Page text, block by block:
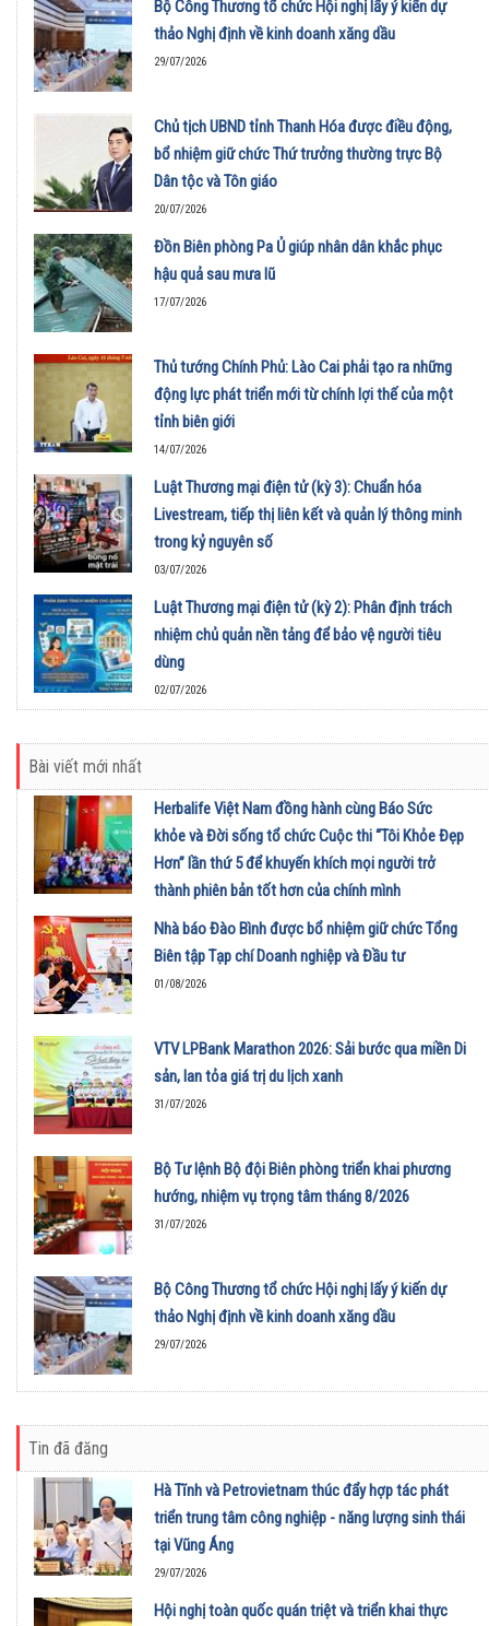
Bộ Công Thương tổ chức Hội nghị lấy ý kiến dự
thảo Nghị định về kinh doanh xăng dầu
29/07/2026
Chủ tịch UBND tỉnh Thanh Hóa được điều động,
bổ nhiệm giữ chức Thứ trưởng thường trực Bộ
Dân tộc và Tôn giáo
20/07/2026
Đồn Biên phòng Pa Ủ giúp nhân dân khắc phục
hậu quả sau mưa lũ
17/07/2026
Thủ tướng Chính Phủ: Lào Cai phải tạo ra những
động lực phát triển mới từ chính lợi thế của một
tỉnh biên giới
14/07/2026
Luật Thương mại điện tử (kỳ 3): Chuẩn hóa
Livestream, tiếp thị liên kết và quản lý thông minh
trong kỷ nguyên số
03/07/2026
Luật Thương mại điện tử (kỳ 2): Phân định trách
nhiệm chủ quản nền tảng để bảo vệ người tiêu
dùng
02/07/2026
Bài viết mới nhất
Herbalife Việt Nam đồng hành cùng Báo Sức
khỏe và Đời sống tổ chức Cuộc thi “Tôi Khỏe Đẹp
Hơn” lần thứ 5 để khuyến khích mọi người trở
thành phiên bản tốt hơn của chính mình
01/08/2026
Nhà báo Đào Bình được bổ nhiệm giữ chức Tổng
Biên tập Tạp chí Doanh nghiệp và Đầu tư
01/08/2026
VTV LPBank Marathon 2026: Sải bước qua miền Di
sản, lan tỏa giá trị du lịch xanh
31/07/2026
Bộ Tư lệnh Bộ đội Biên phòng triển khai phương
hướng, nhiệm vụ trọng tâm tháng 8/2026
31/07/2026
Bộ Công Thương tổ chức Hội nghị lấy ý kiến dự
thảo Nghị định về kinh doanh xăng dầu
29/07/2026
Tin đã đăng
Hà Tĩnh và Petrovietnam thúc đẩy hợp tác phát
triển trung tâm công nghiệp - năng lượng sinh thái
tại Vũng Áng
29/07/2026
Hội nghị toàn quốc quán triệt và triển khai thực